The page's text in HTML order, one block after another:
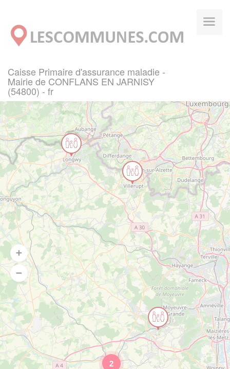
Caisse Primaire d'assurance maladie -
Mairie de CONFLANS EN JARNISY
(54800) - fr
2